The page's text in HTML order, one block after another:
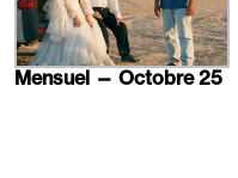
Mensuel — Octobre 25